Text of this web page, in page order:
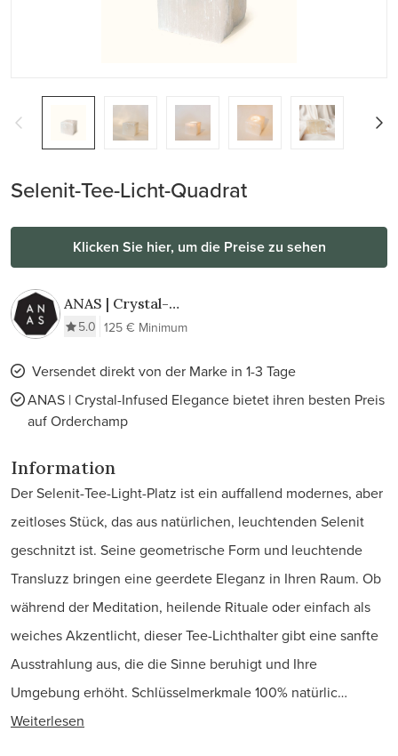
Selenit-Tee-Licht-Quadrat
Klicken Sie hier, um die Preise zu sehen
ANAS | Crystal-
Infused Elegance
5.0 125 € Minimum
Versendet direkt von der Marke in 1-3 Tage
ANAS | Crystal-Infused Elegance bietet ihren besten Preis
auf Orderchamp
Information
Der Selenit-Tee-Light-Platz ist ein auffallend modernes, aber
zeitloses Stück, das aus natürlichen, leuchtenden Selenit
geschnitzt ist. Seine geometrische Form und leuchtende
Transluzz bringen eine geerdete Eleganz in Ihren Raum. Ob
während der Meditation, heilende Rituale oder einfach als
weiches Akzentlicht, dieser Tee-Lichthalter gibt eine sanfte
Ausstrahlung aus, die die Sinne beruhigt und Ihre
Umgebung erhöht. Schlüsselmerkmale 100% natürlic…
Weiterlesen